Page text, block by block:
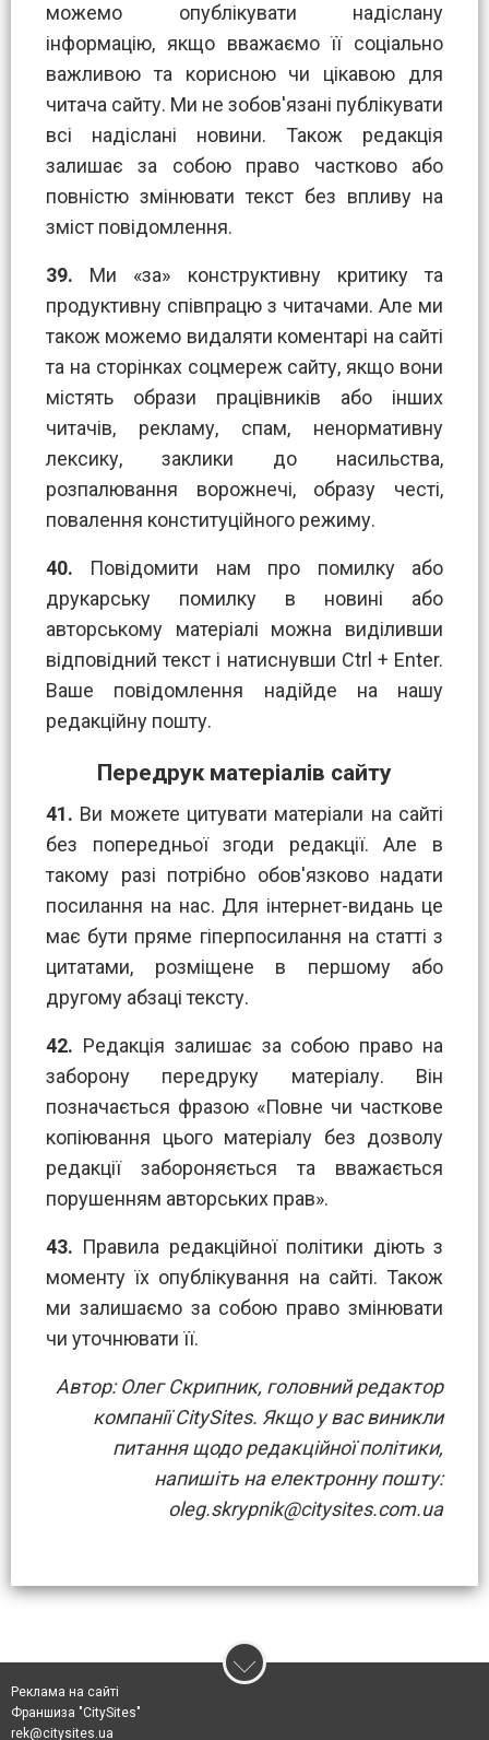
можемо опублікувати надіслану
інформацію, якщо вважаємо її соціально
важливою та корисною чи цікавою для
читача сайту. Ми не зобов'язані публікувати
всі надіслані новини. Також редакція
залишає за собою право частково або
повністю змінювати текст без впливу на
зміст повідомлення.
39. Ми «за» конструктивну критику та
продуктивну співпрацю з читачами. Але ми
також можемо видаляти коментарі на сайті
та на сторінках соцмереж сайту, якщо вони
містять образи працівників або інших
читачів, рекламу, спам, ненормативну
лексику, заклики до насильства,
розпалювання ворожнечі, образу честі,
повалення конституційного режиму.
40. Повідомити нам про помилку або
друкарську помилку в новині або
авторському матеріалі можна виділивши
відповідний текст і натиснувши Ctrl + Enter.
Ваше повідомлення надійде на нашу
редакційну пошту.
Передрук матеріалів сайту
41. Ви можете цитувати матеріали на сайті
без попередньої згоди редакції. Але в
такому разі потрібно обов'язково надати
посилання на нас. Для інтернет-видань це
має бути пряме гіперпосилання на статті з
цитатами, розміщене в першому або
другому абзаці тексту.
42. Редакція залишає за собою право на
заборону передруку матеріалу. Він
позначається фразою «Повне чи часткове
копіювання цього матеріалу без дозволу
редакції забороняється та вважається
порушенням авторських прав».
43. Правила редакційної політики діють з
моменту їх опублікування на сайті. Також
ми залишаємо за собою право змінювати
чи уточнювати її.
Автор: Олег Скрипник, головний редактор
компанії CitySites. Якщо у вас виникли
питання щодо редакційної політики,
напишіть на електронну пошту:
oleg.skrypnik@citysites.com.ua
Реклама на сайті
Франшиза "CitySites"
rek@citysites.ua